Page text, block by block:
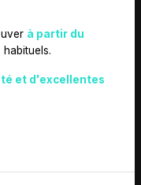
à partir du
habituels.
et d'excellentes